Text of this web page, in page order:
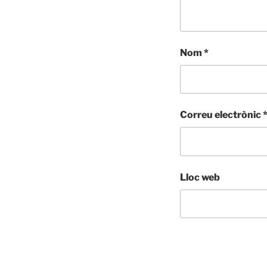
Nom *
Correu electrònic*
Lloc web